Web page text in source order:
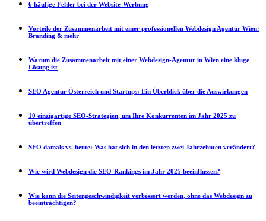
6 häufige Fehler bei der Website-Werbung
Vorteile der Zusammenarbeit mit einer professionellen Webdesign Agentur Wien:
Branding & mehr
Warum die Zusammenarbeit mit einer Webdesign-Agentur in Wien eine kluge
Lösung ist
SEO Agentur Österreich und Startups: Ein Überblick über die Auswirkungen
10 einzigartige SEO-Strategien, um Ihre Konkurrenten im Jahr 2025 zu
übertreffen
SEO damals vs. heute: Was hat sich in den letzten zwei Jahrzehnten verändert?
Wie wird Webdesign die SEO-Rankings im Jahr 2025 beeinflussen?
Wie kann die Seitengeschwindigkeit verbessert werden, ohne das Webdesign zu
beeinträchtigen?